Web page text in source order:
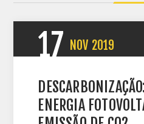
17 NOV 2019
ENERGIA